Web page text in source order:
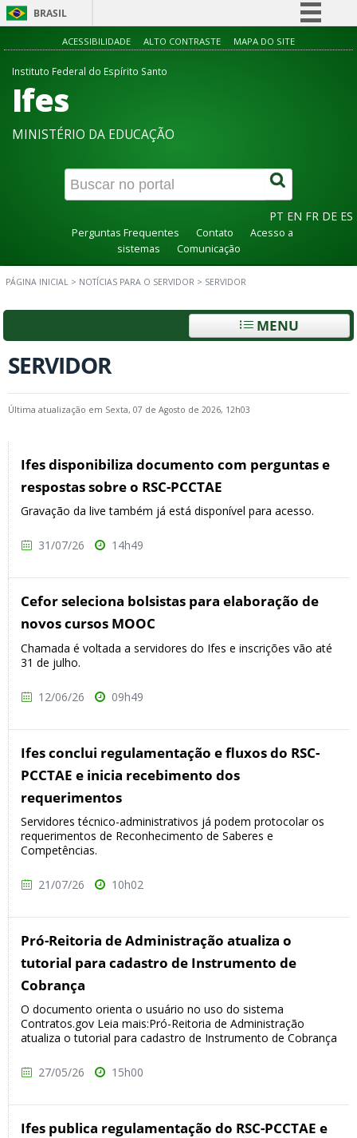
BRASIL
Simplifique!
Canais
ACESSIBILIDADE ALTO CONTRASTE MAPA DO SITE
Instituto Federal do Espírito Santo
Ifes
MINISTÉRIO DA EDUCAÇÃO
PT EN FR DE ES
Perguntas Frequentes Contato
Acesso a
sistemas
Comunicação
PÁGINA INICIAL > NOTÍCIAS PARA O SERVIDOR > SERVIDOR
MENU
SERVIDOR
Última atualização em Sexta, 07 de Agosto de 2026, 12h03
Ifes disponibiliza documento com perguntas e
respostas sobre o RSC-PCCTAE
Gravação da live também já está disponível para acesso.
31/07/26 14h49
Cefor seleciona bolsistas para elaboração de
novos cursos MOOC
Chamada é voltada a servidores do Ifes e inscrições vão até
31 de julho.
12/06/26 09h49
Ifes conclui regulamentação e fluxos do RSC-
PCCTAE e inicia recebimento dos
requerimentos
Servidores técnico-administrativos já podem protocolar os
requerimentos de Reconhecimento de Saberes e
Competências.
21/07/26 10h02
Pró-Reitoria de Administração atualiza o
tutorial para cadastro de Instrumento de
Cobrança
O documento orienta o usuário no uso do sistema
Contratos.gov Leia mais:Pró-Reitoria de Administração
atualiza o tutorial para cadastro de Instrumento de Cobrança
27/05/26 15h00
Ifes publica regulamentação do RSC-PCCTAE e